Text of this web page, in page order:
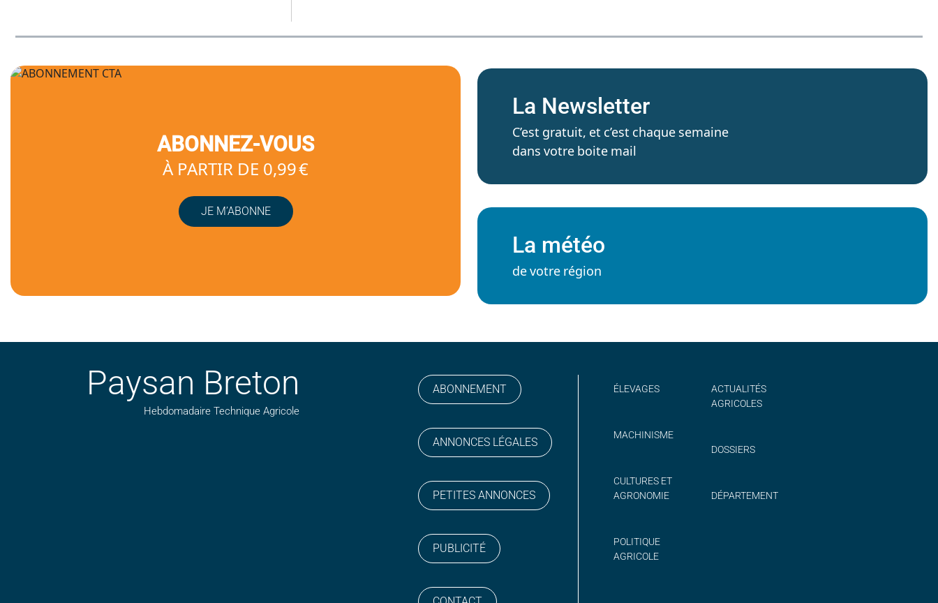
ABONNEZ-VOUS
À PARTIR DE 0,99 €
JE M’ABONNE
La Newsletter
C’est gratuit, et c’est chaque semaine
dans votre boite mail
La météo
de votre région
Paysan Breton
Hebdomadaire Technique Agricole
ABONNEMENT
ANNONCES LÉGALES
PETITES ANNONCES
PUBLICITÉ
ÉLEVAGES
MACHINISME
CULTURES ET
AGRONOMIE
POLITIQUE
AGRICOLE
ACTUALITÉS
AGRICOLES
DOSSIERS
DÉPARTEMENT